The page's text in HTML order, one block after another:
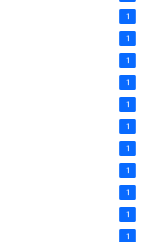
1
1
1
1
1
1
1
1
1
1
1